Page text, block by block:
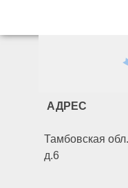
АДРЕС
Тамбовская
д.6